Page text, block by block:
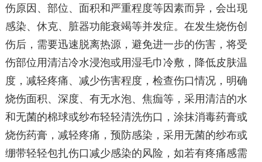
伤原因、部位、面积和严重程度等因素而异，会出现
感染、休克、脏器功能衰竭等并发症。在发生烧伤创
伤后，需要迅速脱离热源，避免进一步的伤害，将受
伤部位用清洁冷水浸泡或用湿毛巾冷敷，降低皮肤温
度，减轻疼痛、减少伤害程度，检查伤口情况，明确
烧伤面积、深度、有无水泡、焦痂等，采用清洁的水
和无菌的棉球或纱布轻轻清洗伤口，涂抹消毒药膏或
烧伤药膏，减轻疼痛，预防感染，采用无菌的纱布或
绷带轻轻包扎伤口减少感染的风险，如若有疼痛感需